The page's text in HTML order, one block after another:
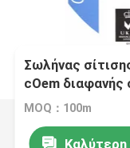
Σωλήνας
cOem
MOQ：100m
Καλύτερη